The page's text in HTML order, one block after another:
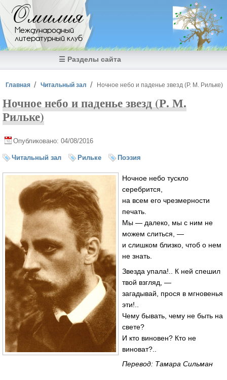
Перейти к основному содержанию
Омилия
Международный
литературный клуб
☰ Разделы сайта
Вы здесь
Главная Читальный зал Ночное небо и паденье звезд (Р. М. Рильке)
Ночное небо и паденье звезд (Р. М.
Рильке)
Опубликовано: 04/08/2016
Читальный зал Рильке Поэзия
Ночное небо тускло
серебрится,
на всем его чрезмерности
печать.
Мы — далеко, мы с ним не
можем слиться, —
и слишком близко, чтоб о нем
не знать.
Звезда упала!.. К ней спешил
твой взгляд, —
загадывай, прося в мгновенья
эти!..
Чему бывать, чему не быть на
свете?
И кто виновен? Кто не
виноват?..
Перевод: Тамара Сильман